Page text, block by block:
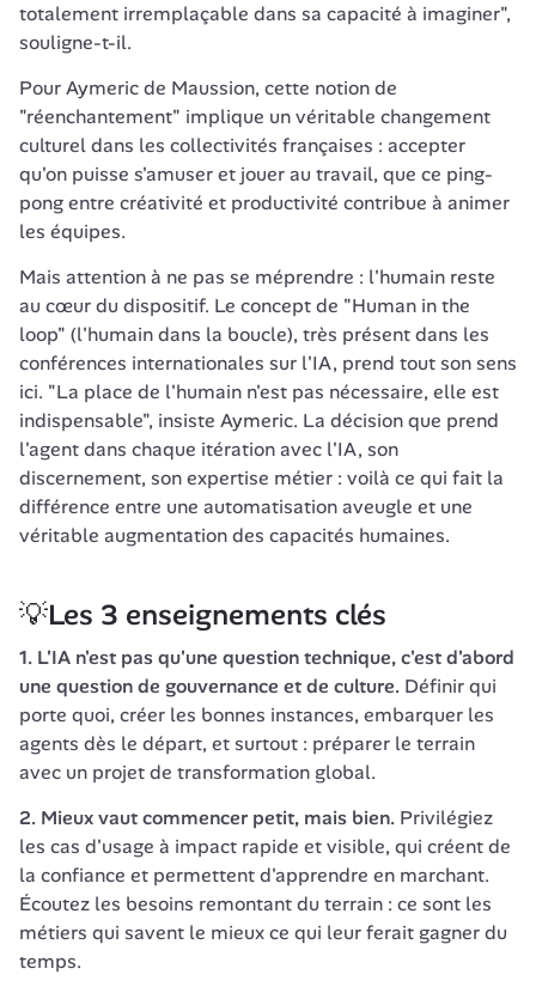
totalement irremplaçable dans sa capacité à imaginer",
souligne-t-il.
Pour Aymeric de Maussion, cette notion de
"réenchantement" implique un véritable changement
culturel dans les collectivités françaises : accepter
qu'on puisse s'amuser et jouer au travail, que ce ping-
pong entre créativité et productivité contribue à animer
les équipes.
Mais attention à ne pas se méprendre : l'humain reste
au cœur du dispositif. Le concept de "Human in the
loop" (l'humain dans la boucle), très présent dans les
conférences internationales sur l'IA, prend tout son sens
ici. "La place de l'humain n'est pas nécessaire, elle est
indispensable", insiste Aymeric. La décision que prend
l'agent dans chaque itération avec l'IA, son
discernement, son expertise métier : voilà ce qui fait la
différence entre une automatisation aveugle et une
💡Les 3 enseignements clés
1. L'IA n'est pas qu'une question technique, c'est d'abord
une question de gouvernance et de culture. Définir qui
porte quoi, créer les bonnes instances, embarquer les
agents dès le départ, et surtout : préparer le terrain
avec un projet de transformation global.
2. Mieux vaut commencer petit, mais bien. Privilégiez
les cas d'usage à impact rapide et visible, qui créent de
la confiance et permettent d'apprendre en marchant.
Écoutez les besoins remontant du terrain : ce sont les
métiers qui savent le mieux ce qui leur ferait gagner du
temps.